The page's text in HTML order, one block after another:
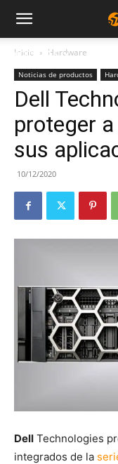
NOTICIAS
Inicio Hardware
Noticias de productos
Dell
proteger
sus
10/12/2020
Dell Technologies
integrados de la